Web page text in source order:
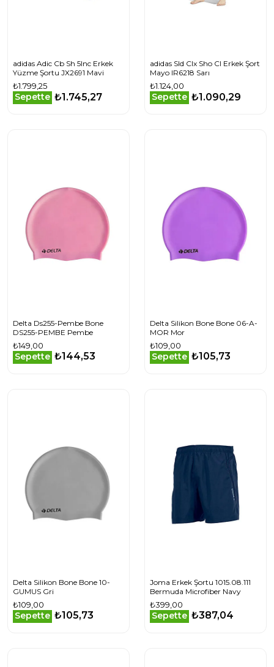
adidas Adic Cb Sh 5Inc Erkek
Yüzme Şortu JX2691 Mavi
₺1.799,25
Sepette ₺1.745,27
adidas Sld Clx Sho Cl Erkek Şort
Mayo IR6218 Sarı
₺1.124,00
Sepette ₺1.090,29
Delta Ds255-Pembe Bone
DS255-PEMBE Pembe
₺149,00
Sepette ₺144,53
Delta Silikon Bone Bone 06-A-
MOR Mor
₺109,00
Sepette ₺105,73
Delta Silikon Bone Bone 10-
GUMUS Gri
₺109,00
Sepette ₺105,73
Joma Erkek Şortu 1015.08.111
Bermuda Microfiber Navy
₺399,00
Sepette ₺387,04